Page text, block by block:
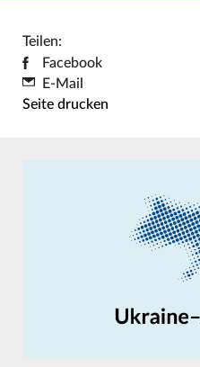
Teilen:
Facebook
E-Mail
Seite drucken